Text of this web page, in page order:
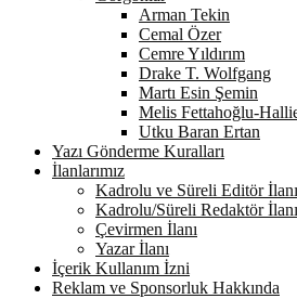
Arman Tekin
Cemal Özer
Cemre Yıldırım
Drake T. Wolfgang
Martı Esin Şemin
Melis Fettahoğlu-
Utku Baran Ertan
Yazı Gönderme Kuralları
İlanlarımız
Kadrolu ve Süreli Editör İlanı
Kadrolu/Süreli Redaktör İlanı
Çevirmen İlanı
Yazar İlanı
İçerik Kullanım İzni
Reklam ve Sponsorluk Hakkında